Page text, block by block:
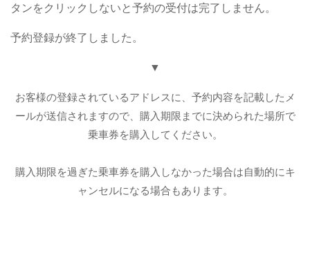
タンをクリックしないと予約の受付は完了しません。
予約登録が終了しました。
▼
お客様の登録されているアドレスに、予約内容を記載したメ
ールが送信されますので、購入期限までに決められた場所で
乗車券を購入してください。
購入期限を過ぎた乗車券を購入しなかった場合は自動的にキ
ャンセルになる場合もあります。